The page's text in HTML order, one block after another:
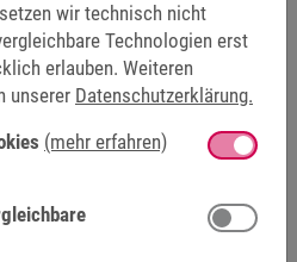
61508 / IEC 61800-5-2
von Maschinen und
normkonformen Nachweis
wir technisch nicht
Technologien erst
erlauben. Weiteren
unserer Datenschutzerklärung.
(mehr erfahren)